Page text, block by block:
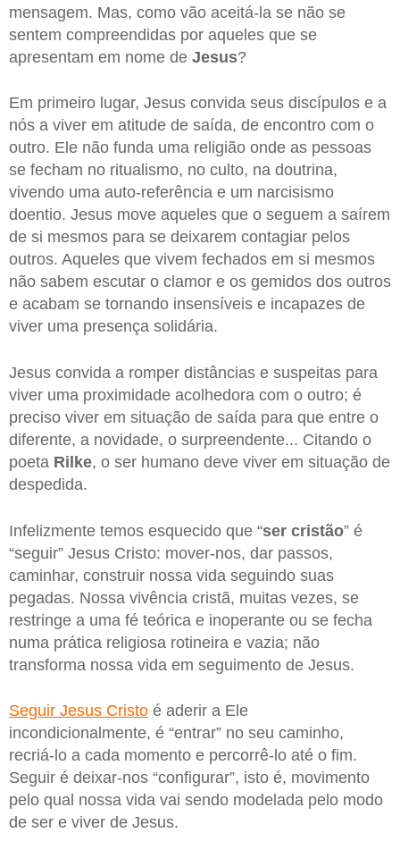
mensagem. Mas, como vão aceitá-la se não se
sentem compreendidas por aqueles que se
apresentam em nome de Jesus?
Em primeiro lugar, Jesus convida seus discípulos e a
nós a viver em atitude de saída, de encontro com o
outro. Ele não funda uma religião onde as pessoas
se fecham no ritualismo, no culto, na doutrina,
vivendo uma auto-referência e um narcisismo
doentio. Jesus move aqueles que o seguem a saírem
de si mesmos para se deixarem contagiar pelos
outros. Aqueles que vivem fechados em si mesmos
não sabem escutar o clamor e os gemidos dos outros
e acabam se tornando insensíveis e incapazes de
viver uma presença solidária.
Jesus convida a romper distâncias e suspeitas para
viver uma proximidade acolhedora com o outro; é
preciso viver em situação de saída para que entre o
diferente, a novidade, o surpreendente... Citando o
poeta Rilke, o ser humano deve viver em situação de
despedida.
Infelizmente temos esquecido que “ser cristão” é
“seguir” Jesus Cristo: mover-nos, dar passos,
caminhar, construir nossa vida seguindo suas
pegadas. Nossa vivência cristã, muitas vezes, se
restringe a uma fé teórica e inoperante ou se fecha
numa prática religiosa rotineira e vazia; não
transforma nossa vida em seguimento de Jesus.
Seguir Jesus Cristo é aderir a Ele
incondicionalmente, é “entrar” no seu caminho,
recriá-lo a cada momento e percorrê-lo até o fim.
Seguir é deixar-nos “configurar”, isto é, movimento
pelo qual nossa vida vai sendo modelada pelo modo
de ser e viver de Jesus.